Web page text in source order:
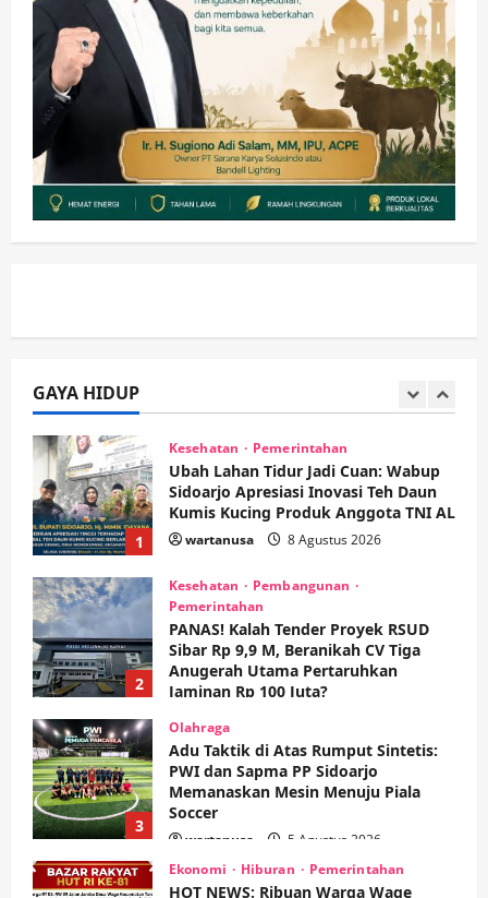
GAYA HIDUP
4
Ekonomi Hiburan Pemerintahan
HOT NEWS: Ribuan Warga Wage
Tumplek Blek di Bazar Rakyat Jalan
Jambu, Borong Kuliner UMKM Sambil
Nonton Jaranan!
wartanusa 4 Agustus 2026
Keagamaan Pemerintahan
Pemkab Sidoarjo & Muhammadiyah
Sinergi Permudah Perizinan, Wakaf,
1
2
Kesehatan
Pembangunan
Pemerintahan
PANAS! Kalah Tender Proyek RSUD
Sibar Rp 9,9 M, Beranikah CV Tiga
Anugerah Utama Pertaruhkan
Jaminan Rp 100 Juta?
wartanusa 5 Agustus 2026
3
Olahraga
Adu Taktik di Atas Rumput Sintetis:
PWI dan Sapma PP Sidoarjo
Memanaskan Mesin Menuju Piala
Soccer
wartanusa 5 Agustus 2026
4
Ekonomi
HOT NEWS: Ribuan Warga Wage
Tumplek Blek di Bazar Rakyat Jalan
Jambu, Borong Kuliner UMKM Sambil
Nonton Jaranan!
wartanusa 4 Agustus 2026
Keagamaan Pemerintahan